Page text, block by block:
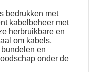
bedrukken met
kabelbeheer met
herbruikbare en
om kabels,
en
onder de